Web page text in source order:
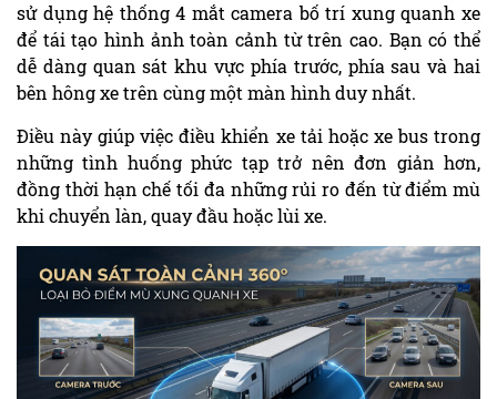
sử dụng hệ thống 4 mắt camera bố trí xung quanh xe
để tái tạo hình ảnh toàn cảnh từ trên cao. Bạn có thể
dễ dàng quan sát khu vực phía trước, phía sau và hai
bên hông xe trên cùng một màn hình duy nhất.
Điều này giúp việc điều khiển xe tải hoặc xe bus trong
những tình huống phức tạp trở nên đơn giản hơn,
đồng thời hạn chế tối đa những rủi ro đến từ điểm mù
khi chuyển làn, quay đầu hoặc lùi xe.